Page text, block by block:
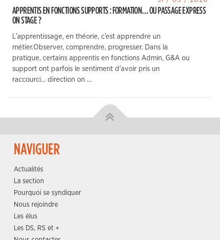
APPRENTIS EN FONCTIONS SUPPORTS : FORMATION… OU PASSAGE EXPRESS
ON STAGE ?
L’apprentissage, en théorie, c’est apprendre un
métier.Observer, comprendre, progresser. Dans la
pratique, certains apprentis en fonctions Admin, G&A ou
support ont parfois le sentiment d’avoir pris un
raccourci… direction on …
NAVIGUER
Actualités
La section
Pourquoi se syndiquer
Nous rejoindre
Les élus
Les DS, RS et +